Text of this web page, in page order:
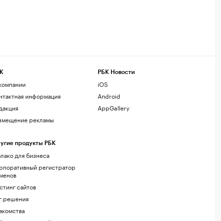
информация
рекламы
продукты РБК
для бизнеса
регистратор
сайтов
РБК Новости
iOS
Android
AppGallery